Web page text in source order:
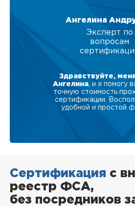
Ангелина
Эксперт по
вопросам
Здравствуйте,
Ангелина , и я помогу
точную стоимость
сертификации.
удобной и простой
Сертификация с
реестр ФСА,
без посредников